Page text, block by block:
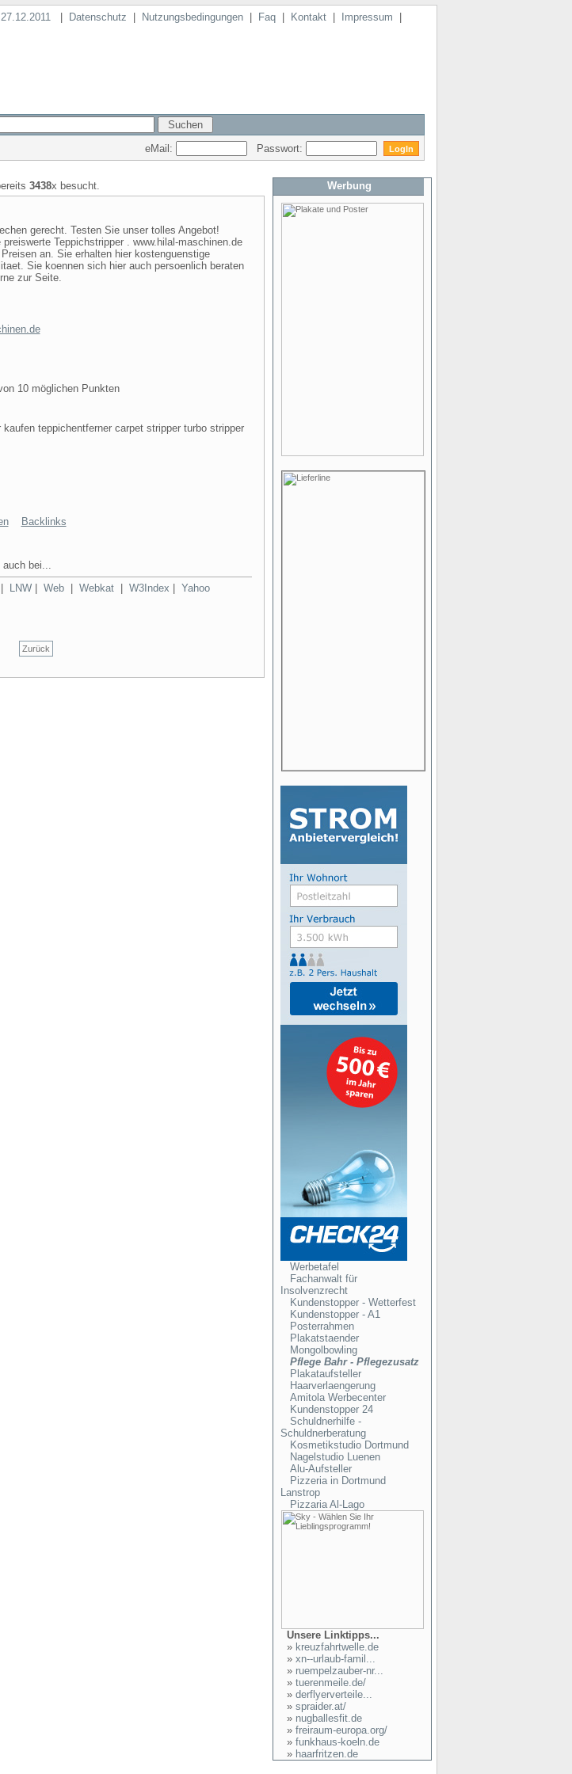
Datenschutz Nutzungsbedingungen| Faq| Kontakt| Impressum
eMail: Passwort:
3438x besucht.
gerecht. Testen Sie unser tolles Angebot!
Teppichstripper . www.hilal-maschinen.de
an. Sie erhalten hier kostenguenstige
Sie koennen sich hier auch persoenlich beraten
zur Seite.
10 möglichen Punkten
kaufen teppichentferner carpet stripper turbo stripper
Backlinks
auch bei...
LNW| Web| Webkat| W3Index Yahoo
Zurück
Werbung
Werbetafel
Fachanwalt für
Insolvenzrecht
Kundenstopper - Wetterfest
Kundenstopper - A1
Posterrahmen
Plakatstaender
Mongolbowling
Pflege Bahr - Pflegezusatz
Plakataufsteller
Haarverlaengerung
Amitola Werbecenter
Kundenstopper 24
Schuldnerhilfe -
Schuldnerberatung
Kosmetikstudio Dortmund
Nagelstudio Luenen
Alu-Aufsteller
Pizzeria in Dortmund
Lanstrop
Pizzaria Al-Lago
Unsere Linktipps...
» kreuzfahrtwelle.de
» xn--urlaub-famil...
» ruempelzauber-nr...
» tuerenmeile.de/
» derflyerverteile...
» spraider.at/
» nugballesfit.de
» freiraum-europa.org/
» funkhaus-koeln.de
» haarfritzen.de